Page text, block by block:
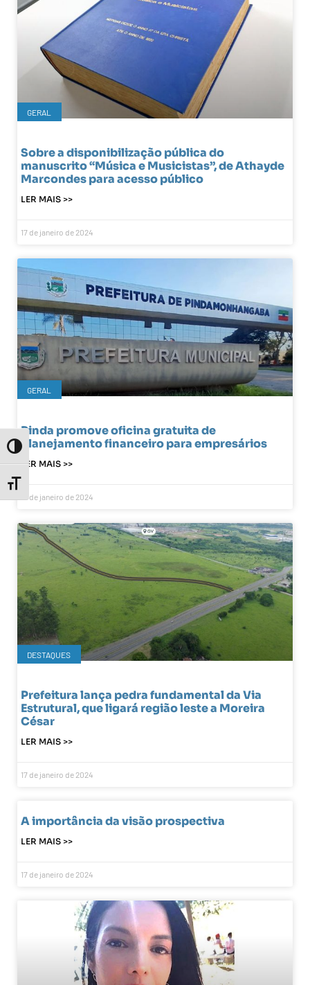
Toggle High Contrast
Toggle Font size
GERAL
Sobre a disponibilização pública do
manuscrito “Música e Musicistas”, de Athayde
Marcondes para acesso público
LER MAIS >>
17 de janeiro de 2024
GERAL
Pinda promove oficina gratuita de
planejamento financeiro para empresários
LER MAIS >>
17 de janeiro de 2024
DESTAQUES
Prefeitura lança pedra fundamental da Via
Estrutural, que ligará região leste a Moreira
César
LER MAIS >>
17 de janeiro de 2024
A importância da visão prospectiva
LER MAIS >>
17 de janeiro de 2024